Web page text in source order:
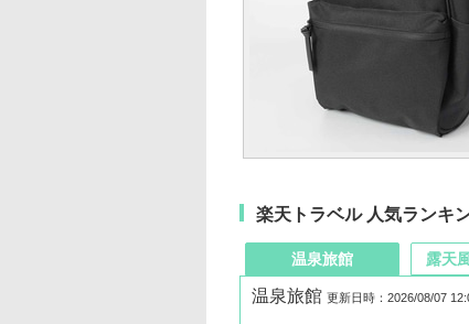
楽天トラベル 人気ランキ
温泉旅館
温泉旅館 更新日時：2026/08/07
露天